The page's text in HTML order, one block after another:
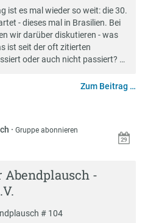
ist es mal wieder so weit: die 30.
- dieses mal in Brasilien. Bei
wir darüber diskutieren - was
ist seit der oft zitierten
oder auch nicht passiert? …
Zum Beitrag …
·Gruppe abonnieren
Abendplausch -
# 104